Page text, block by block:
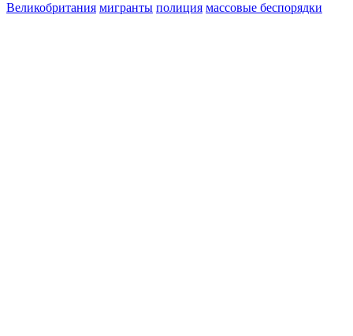
Великобритания мигранты полиция массовые беспорядки